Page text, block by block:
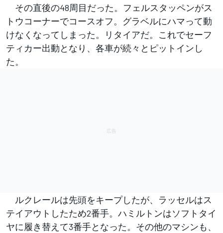
その直後の48周目だった。フェルスタッペンがス
トウコーナーでコースオフ。グラベルにハマって動
けなくなってしまった。リタイアだ。これでセーフ
ティカー出動となり、各車が続々とピットインし
た。
ルクレールは先頭をキープしたが、ラッセルはス
テイアウトしたため2番手。ハミルトンはソフトタイ
ヤに履き替えて3番手となった。その他のマシンも、